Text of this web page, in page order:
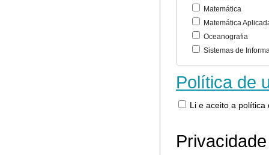
Matemática
Matemática
Oceanografia
Sistemas de
Política de
Li e aceito a política